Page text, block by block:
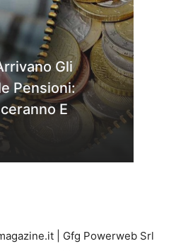
Gli
Pensioni:
E
| Gfg Powerweb Srl